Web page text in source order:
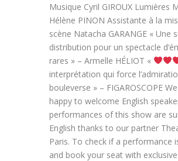
Musique Cyril GIROUX Lumières
Hélène PINON Assistante à la
scène Natacha GARANGE « Une
distribution pour un spectacle
rares » – Armelle HÉLIOT «
interprétation qui force
bouleverse » – FIGAROSCOPE
happy to welcome English
performances of this show are
English thanks to our partner
Paris. To check if a performance
and book your seat with